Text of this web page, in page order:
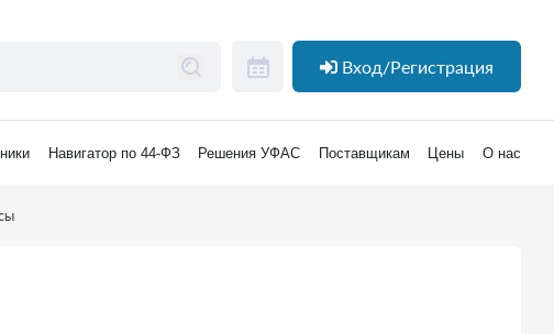
Вход/Регистрация
Навигатор по 44-ФЗ Решения УФАС Поставщикам Цены О нас